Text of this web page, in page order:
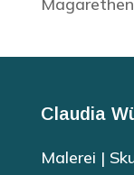
Claudia
Malerei |